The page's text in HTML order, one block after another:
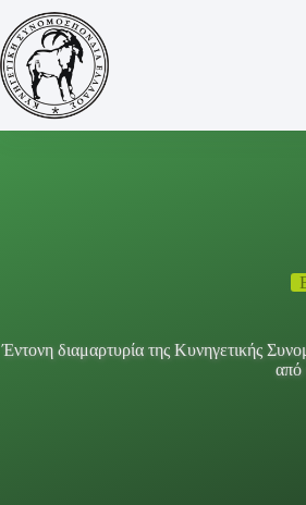
Μετάβαση
στο
περιεχόμενο
Έντονη διαμαρτυρία της Κυνηγετικής
από